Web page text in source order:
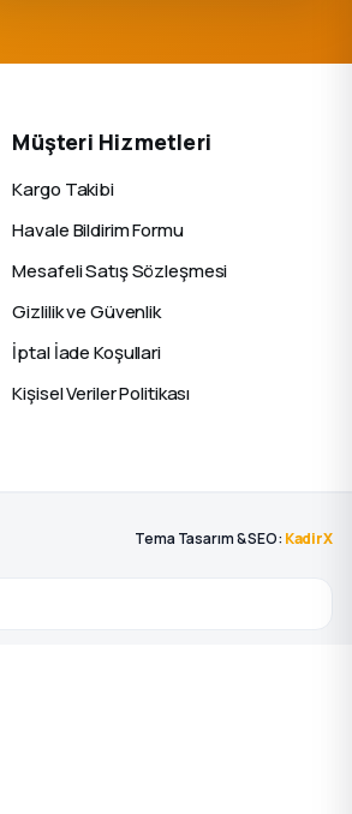
Müşteri Hizmetleri
Kargo Takibi
Havale Bildirim Formu
Mesafeli Satış Sözleşmesi
Gizlilik ve Güvenlik
İptal İade Koşullari
Kişisel Veriler Politikası
Tema Tasarım & SEO: KadirX